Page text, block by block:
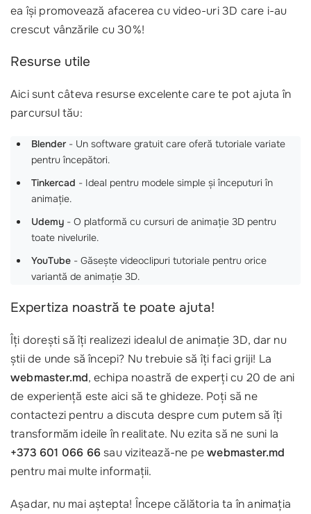
ea își promovează afacerea cu video-uri 3D care i-au
crescut vânzările cu 30%!
Resurse utile
Aici sunt câteva resurse excelente care te pot ajuta în
parcursul tău:
Blender - Un software gratuit care oferă tutoriale variate
pentru începători.
Tinkercad - Ideal pentru modele simple și începuturi în
animație.
Udemy - O platformă cu cursuri de animație 3D pentru
toate nivelurile.
YouTube - Găsește videoclipuri tutoriale pentru orice
variantă de animație 3D.
Expertiza noastră te poate ajuta!
Îți dorești să îți realizezi idealul de animație 3D, dar nu
știi de unde să începi? Nu trebuie să îți faci griji! La
webmaster.md, echipa noastră de experți cu 20 de ani
de experiență este aici să te ghideze. Poți să ne
contactezi pentru a discuta despre cum putem să îți
transformăm ideile în realitate. Nu ezita să ne suni la
+373 601 066 66sau vizitează-ne pewebmaster.md
pentru mai multe informații.
Așadar, nu mai aștepta! Începe călătoria ta în animația